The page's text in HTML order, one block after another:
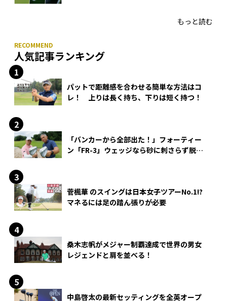
もっと読む
人気記事ランキング
パットで距離感を合わせる簡単な方法はコ
レ！ 上りは長く持ち、下りは短く持つ！
「バンカーから全部出た！」フォーティー
ン「FR-3」ウェッジなら砂に刺さらず脱出
菅楓華 のスイングは日本女子ツアーNo.1!?
マネるには足の踏ん張りが必要
桑木志帆がメジャー制覇達成で世界の男女
レジェンドと肩を並べる！
中島啓太の最新セッティングを全英オープ